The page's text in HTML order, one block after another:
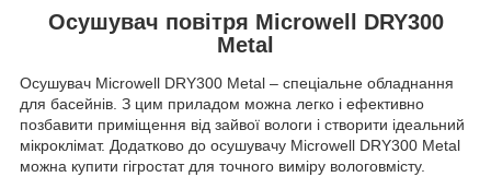
Осушувач повітря Microwell DRY300
Metal
Осушувач Microwell DRY300 Metal – спеціальне обладнання
для басейнів. З цим приладом можна легко і ефективно
позбавити приміщення від зайвої вологи і створити ідеальний
мікроклімат. Додатково до осушувачу Microwell DRY300 Metal
можна купити гігростат для точного виміру вологовмісту.